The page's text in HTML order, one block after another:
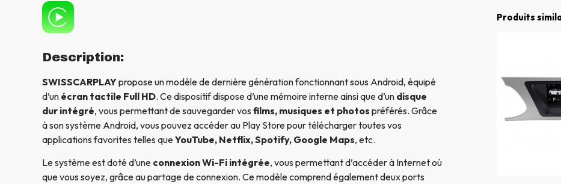
Description:
SWISSCARPLAYpropose un modèle de dernière génération fonctionnant sous Android, équipé
d’un écran tactile Full HD. Ce dispositif dispose d’une mémoire interne ainsi que d’un disque
dur intégré, vous permettant de sauvegarder vos films, musiques et photos préférés. Grâce
à son système Android, vous pouvez accéder au Play Store pour télécharger toutes vos
applications favorites telles queYouTube, Netflix, Spotify, Google Maps, etc.
Le système est doté d’une connexion Wi-Fi intégrée, vous permettant d’accéder à Internet où
que vous soyez, grâce au partage de connexion. Ce modèle comprend également deux ports
Produits